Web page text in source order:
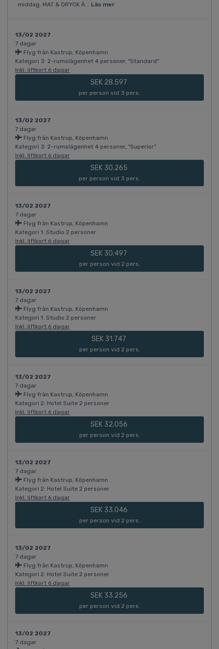
middag. MAT & DRYCK Ä... Läs mer
13/02 2027
7 dagar
Flyg från Kastrup, Köpenhamn
Kategori 3: 2-rumslägenhet 4 personer, "Standard"
Inkl. liftkort 6 dagar
SEK 28.597
per person vid 3 pers.
13/02 2027
7 dagar
Flyg från Kastrup, Köpenhamn
Kategori 3: 2-rumslägenhet 4 personer, "Superior"
Inkl. liftkort 6 dagar
SEK 30.265
per person vid 3 pers.
13/02 2027
7 dagar
Flyg från Kastrup, Köpenhamn
Kategori 1: Studio 2 personer
Inkl. liftkort 6 dagar
SEK 30.497
per person vid 2 pers.
13/02 2027
7 dagar
Flyg från Kastrup, Köpenhamn
Kategori 1: Studio 2 personer
Inkl. liftkort 6 dagar
SEK 31.747
per person vid 2 pers.
13/02 2027
7 dagar
Flyg från Kastrup, Köpenhamn
Kategori 2: Hotel Suite 2 personer
Inkl. liftkort 6 dagar
SEK 32.056
per person vid 2 pers.
13/02 2027
7 dagar
Flyg från Kastrup, Köpenhamn
Kategori 2: Hotel Suite 2 personer
Inkl. liftkort 6 dagar
SEK 33.046
per person vid 2 pers.
13/02 2027
7 dagar
Flyg från Kastrup, Köpenhamn
Kategori 2: Hotel Suite 2 personer
Inkl. liftkort 6 dagar
SEK 33.256
per person vid 2 pers.
13/02 2027
7 dagar